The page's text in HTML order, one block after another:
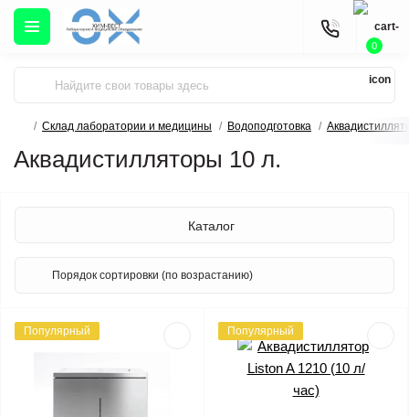
0
Склад лаборатории и медицины Водоподготовка
Аквадистилляторы 10 л.
Каталог
Популярный Популярный